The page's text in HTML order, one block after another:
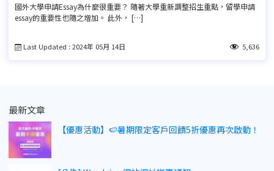
國外大學申請Essay為什麼很重要？ 隨著大學重新調整招生重點，留學申請
essay的重要性也隨之增加。 此外， […]
Last Updated : 2024年 05月 14日 5,636
最新文章
【優惠活動】🍉暑期限定客戶回饋5折優惠再次啟動！